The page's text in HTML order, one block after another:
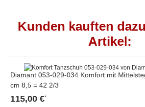
Kunden kauften
Artikel:
Diamant 053-029-034 Komfort mit
cm 8,5 = 42 2/3
115,00 €*